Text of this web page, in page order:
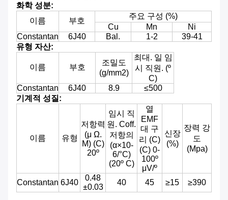
화학 성분:
이름
부호
주요 구성 (%)
Cu
Mn
Ni
Constantan
6J40 Bal. 1-2
39-41
유형 자산:
이름 부호
조밀도
(g/mm2)
최대. 일 임
시 직원. (º
C)
Constantan
6J40 8.9
≤500
기계적 성질:
이름 유형
저항력
(μ Ω.
M) (C)
20º
임시 직
원. Coff.
저항의
(α×10-
6/°C)
(20º C)
열
EMF
대 구
리 (C)
(C) 0-
100º
μV/º
신장
(%)
장력 강
도
(Mpa)
Constantan 6J40
0.48
±0.03
40 45 ≥15 ≥390